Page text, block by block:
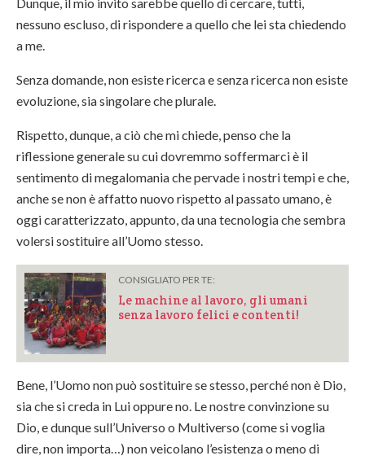
nessuno escluso, di rispondere a quello che lei sta chiedendo
a me.
Senza domande, non esiste ricerca e senza ricerca non esiste
evoluzione, sia singolare che plurale.
Rispetto, dunque, a ciò che mi chiede, penso che la
riflessione generale su cui dovremmo soffermarci è il
sentimento di megalomania che pervade i nostri tempi e che,
anche se non è affatto nuovo rispetto al passato umano, è
oggi caratterizzato, appunto, da una tecnologia che sembra
volersi sostituire all’Uomo stesso.
CONSIGLIATO PER TE:
Le machine al lavoro, gli umani
senza lavoro felici e contenti!
Bene, l’Uomo non può sostituire se stesso, perché non è Dio,
sia che si creda in Lui oppure no. Le nostre convinzione su
Dio, e dunque sull’Universo o Multiverso (come si voglia
dire, non importa…) non veicolano l’esistenza o meno di